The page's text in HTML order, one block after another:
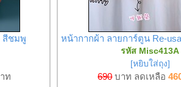
สีชมพู
ท
หน้ากากผ้า ลายการ์ตูน Re-
รหัส Misc413A
[หยิบใส่ถุง]
690บาท ลดเหลือ